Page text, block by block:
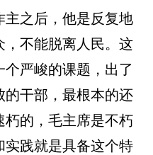
主之后，他是反复地
，不能脱离人民。这
严峻的课题，出了
的干部，最根本的还
朽的，毛主席是不朽
实践就是具备这个特